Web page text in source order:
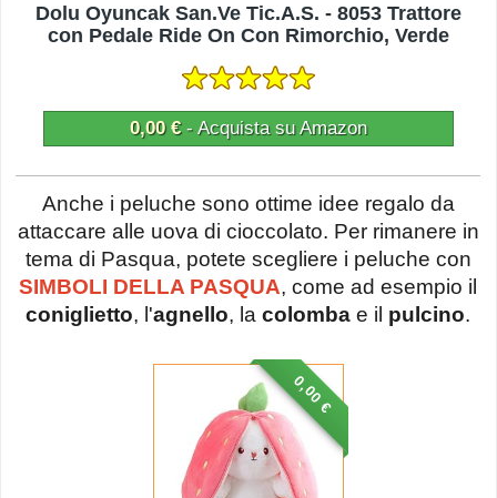
Dolu Oyuncak San.Ve Tic.A.S. - 8053 Trattore
con Pedale Ride On Con Rimorchio, Verde
0,00 €- Acquista su Amazon
Anche i peluche sono ottime idee regalo da
attaccare alle uova di cioccolato. Per rimanere in
tema di Pasqua, potete scegliere i peluche con
SIMBOLI DELLA PASQUA, come ad esempio il
coniglietto, l'agnello, lacolomba e il pulcino.
0,00 €